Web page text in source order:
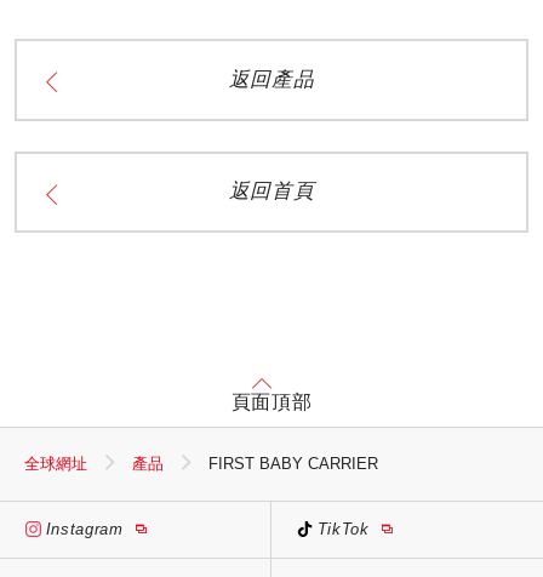
返回產品
返回首頁
頁面頂部
全球網址 產品 FIRST BABY CARRIER
Instagram TikTok